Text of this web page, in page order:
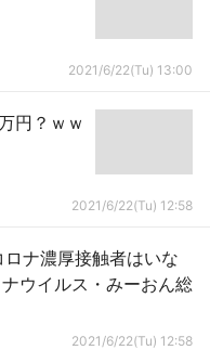
2021/6/22(Tu) 13:00
円？ｗｗ
2021/6/22(Tu) 12:58
ナ濃厚接触者はいな
ウイルス・みーおん総
2021/6/22(Tu) 12:58